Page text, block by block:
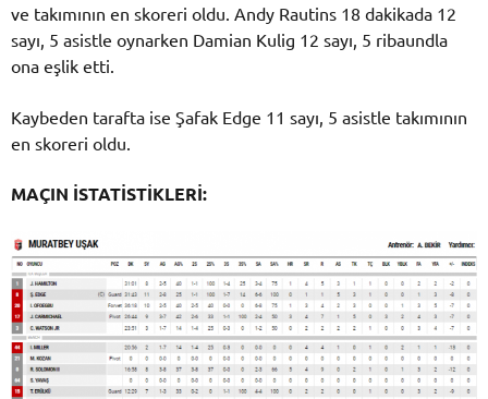
ve takımının en skoreri oldu. Andy Rautins 18 dakikada 12
sayı, 5 asistle oynarken Damian Kulig 12 sayı, 5 ribaundla
ona eşlik etti.
Kaybeden tarafta ise Şafak Edge 11 sayı, 5 asistle takımının
en skoreri oldu.
MAÇIN İSTATİSTİKLERİ: